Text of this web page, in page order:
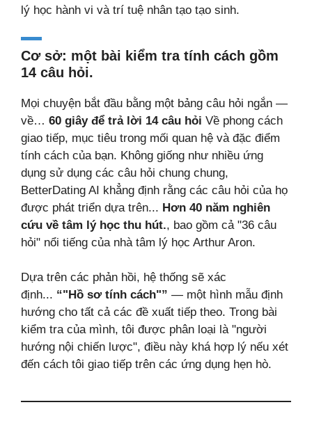
lý học hành vi và trí tuệ nhân tạo tạo sinh.
Cơ sở: một bài kiểm tra tính cách gồm
14 câu hỏi.
Mọi chuyện bắt đầu bằng một bảng câu hỏi ngắn —
về… 60 giây để trả lời 14 câu hỏi Về phong cách
giao tiếp, mục tiêu trong mối quan hệ và đặc điểm
tính cách của bạn. Không giống như nhiều ứng
dụng sử dụng các câu hỏi chung chung,
BetterDating AI khẳng định rằng các câu hỏi của họ
được phát triển dựa trên... Hơn 40 năm nghiên
cứu về tâm lý học thu hút., bao gồm cả "36 câu
hỏi" nổi tiếng của nhà tâm lý học Arthur Aron.
Dựa trên các phản hồi, hệ thống sẽ xác
định... “"Hồ sơ tính cách"” — một hình mẫu định
hướng cho tất cả các đề xuất tiếp theo. Trong bài
kiểm tra của mình, tôi được phân loại là "người
hướng nội chiến lược", điều này khá hợp lý nếu xét
đến cách tôi giao tiếp trên các ứng dụng hẹn hò.